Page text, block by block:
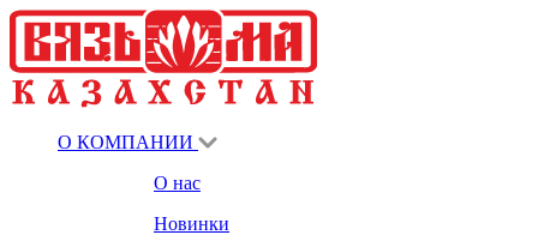
О КОМПАНИИ
О нас
Новинки